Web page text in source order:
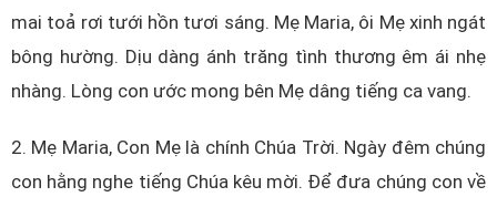
mai toả rơi tưới hồn tươi sáng. Mẹ Maria, ôi Mẹ xinh ngát
bông hường. Dịu dàng ánh trăng tình thương êm ái nhẹ
nhàng. Lòng con ước mong bên Mẹ dâng tiếng ca vang.
2. Mẹ Maria, Con Mẹ là chính Chúa Trời. Ngày đêm chúng
con hằng nghe tiếng Chúa kêu mời. Để đưa chúng con về